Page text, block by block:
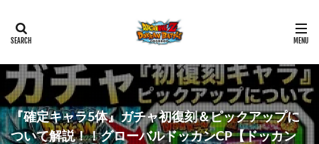
『確定キャラ5体』ガチャ初復刻＆ピックアップに
ついて解説！！グローバルドッカンCP【ドッカン